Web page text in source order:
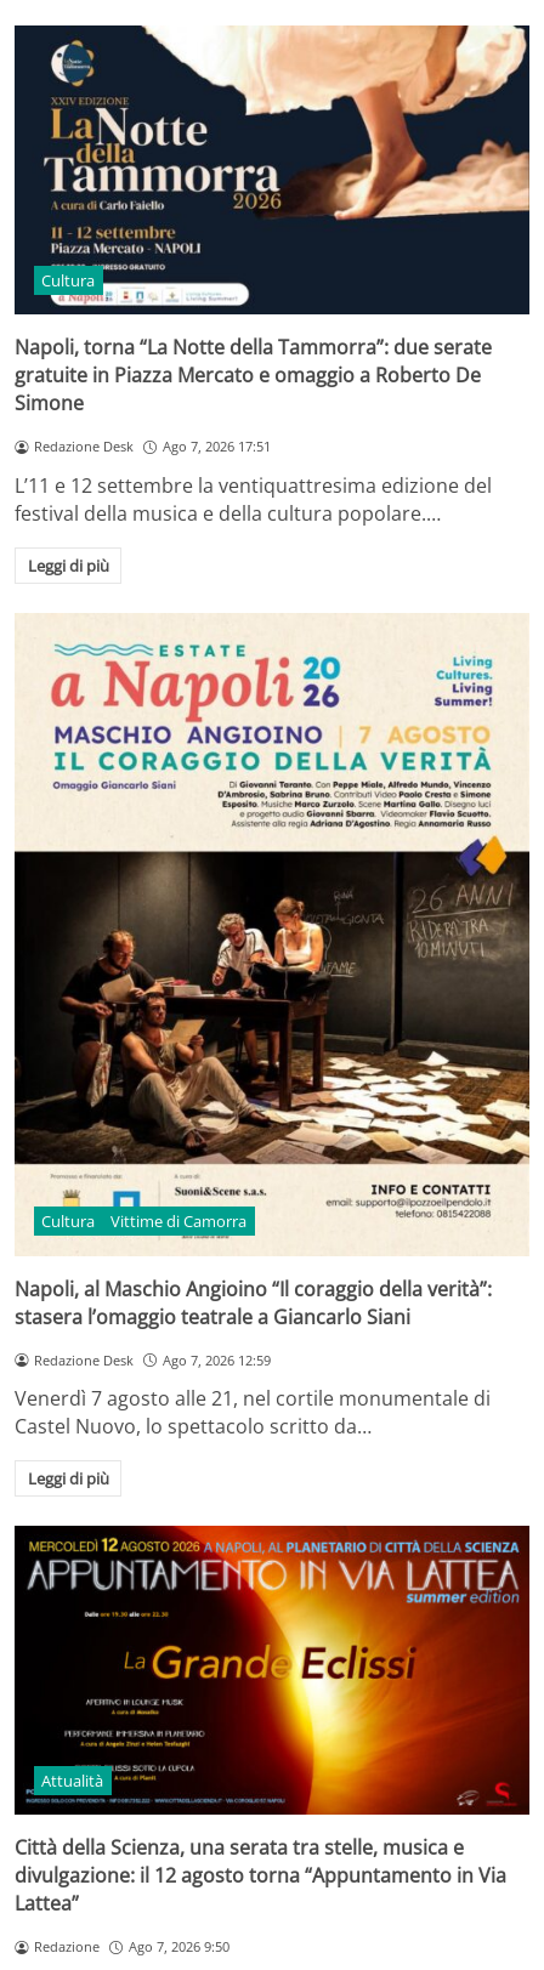
Cultura
Napoli, torna “La Notte della Tammorra”: due serate
gratuite in Piazza Mercato e omaggio a Roberto De
Simone
Redazione Desk Ago 7, 2026 17:51
L’11 e 12 settembre la ventiquattresima edizione del
festival della musica e della cultura popolare.…
Leggi di più
Cultura Vittime di Camorra
Napoli, al Maschio Angioino “Il coraggio della verità”:
stasera l’omaggio teatrale a Giancarlo Siani
Redazione Desk Ago 7, 2026 12:59
Venerdì 7 agosto alle 21, nel cortile monumentale di
Castel Nuovo, lo spettacolo scritto da…
Leggi di più
Attualità
Città della Scienza, una serata tra stelle, musica e
divulgazione: il 12 agosto torna “Appuntamento in Via
Lattea”
Redazione Ago 7, 2026 9:50